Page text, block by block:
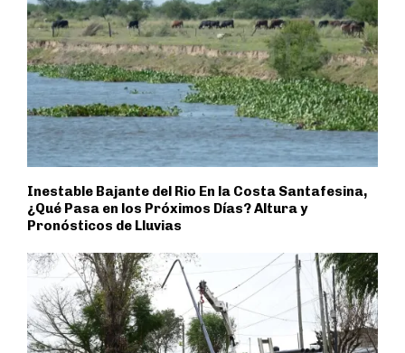
Inestable Bajante del Rio En la Costa Santafesina,
¿Qué Pasa en los Próximos Días? Altura y
Pronósticos de Lluvias